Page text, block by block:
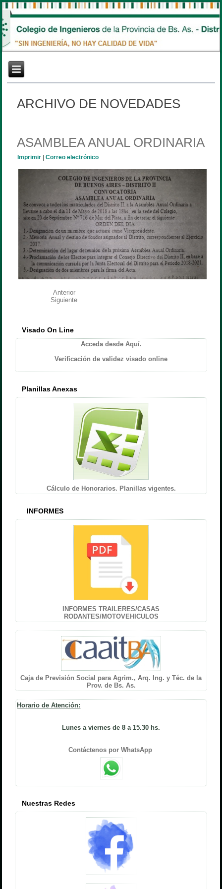
ARCHIVO DE NOVEDADES
ASAMBLEA ANUAL ORDINARIA
Imprimir |Correo electrónico
Anterior
Siguiente
Visado On Line
Acceda desde Aquí.
Verificación de validez visado online
Planillas Anexas
Cálculo de Honorarios. Planillas vigentes.
INFORMES
INFORMES TRAILERES/CASAS
RODANTES/MOTOVEHICULOS
Caja de Previsión Social para Agrim., Arq. Ing. y Téc. de la
Prov. de Bs. As.
Horario de Atención:
Lunes a viernes de 8 a 15.30 hs.
Contáctenos por WhatsApp
Nuestras Redes